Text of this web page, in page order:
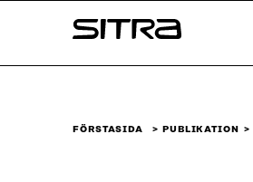
↓
Sitra
FÖRSTASIDA PUBLIKATION